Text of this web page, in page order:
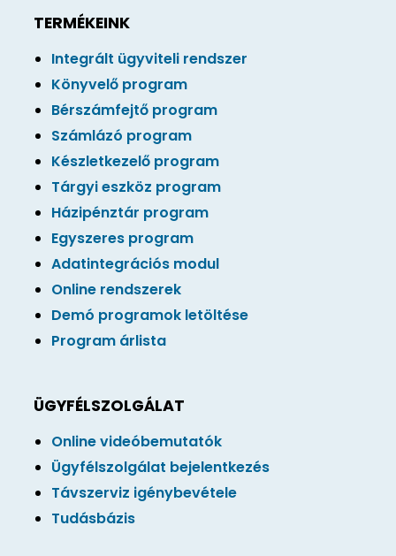
TERMÉKEINK
Integrált ügyviteli rendszer
Könyvelő program
Bérszámfejtő program
Számlázó program
Készletkezelő program
Tárgyi eszköz program
Házipénztár program
Egyszeres program
Adatintegrációs modul
Online rendszerek
Demó programok letöltése
Program árlista
ÜGYFÉLSZOLGÁLAT
Online videóbemutatók
Ügyfélszolgálat bejelentkezés
Távszerviz igénybevétele
Tudásbázis